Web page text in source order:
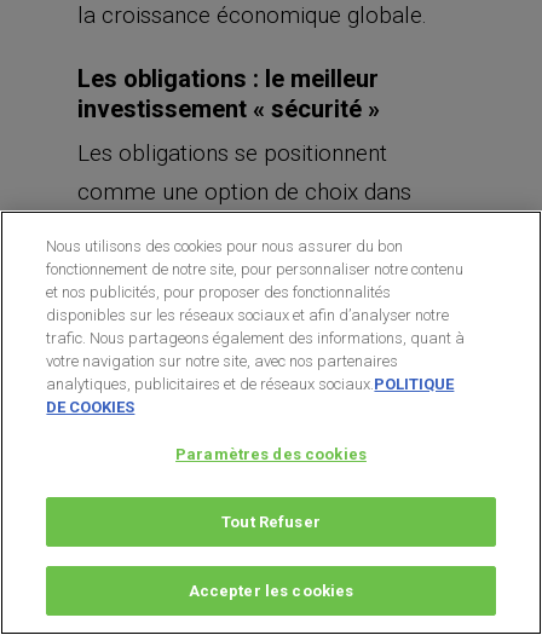
la croissance économique globale.
Les obligations : le meilleur
investissement « sécurité »
Les obligations se positionnent
comme une option de choix dans
appréciées pour leur nature
relativement plus sûre par rapport
aux actions. En tant qu’instruments
financiers à longterme, elles jouent
un rôle crucial dans la stratégie
d’investissement, en particulier pour
ceux qui recherchent la stabilité et un
revenu régulier.
Lorsqu’un investisseur se positionne
Nous utilisons des cookies pour nous assurer du bon
fonctionnement de notre site, pour personnaliser notre contenu
et nos publicités, pour proposer des fonctionnalités
disponibles sur les réseaux sociaux et afin d’analyser notre
trafic. Nous partageons également des informations, quant à
votre navigation sur notre site, avec nos partenaires
analytiques, publicitaires et de réseaux sociaux.POLITIQUE
DE COOKIES
Paramètres des cookies
Tout Refuser
Accepter les cookies